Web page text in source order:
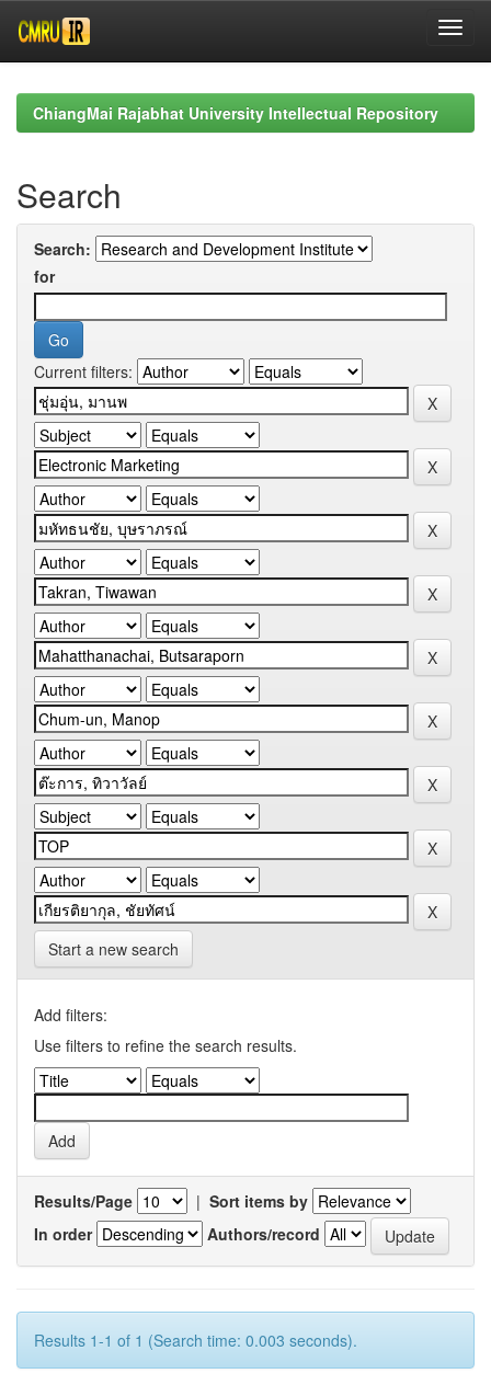
navigationChiangMai Rajabhat University Intellectual Repository
Search
Search:
for
Current filters:
Start a new search
Add filters:
Use filters to refine the search results.
Results/Page | Sort items by
In order
Authors/record
Results 1-1 of 1 (Search time: 0.003 seconds).